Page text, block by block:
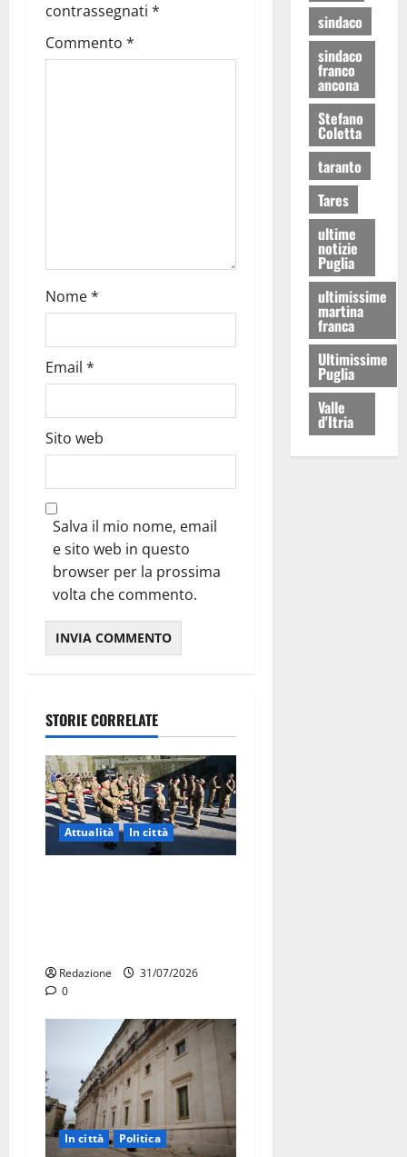
contrassegnati *
Commento *
Nome*
Email *
Sito web
Salva il mio nome, email
e sito web in questo
browser per la prossima
volta che commento.
STORIE CORRELATE
Attualità In città
Redazione
31/07/2026
0
In città Politica
sindaco
sindaco
franco
ancona
Stefano
Coletta
taranto
Tares
ultime
notizie
Puglia
ultimissime
martina
franca
Ultimissime
Puglia
Valle
d'Itria